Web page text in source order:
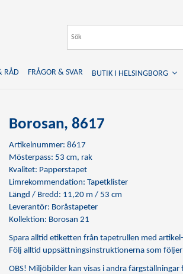
Borosan, 8617
Artikelnummer: 8617
Mösterpass: 53 cm, rak
Kvalitet: Papperstapet
Limrekommendation: Tapetklister
Längd / Bredd: 11,20 m / 53 cm
Leverantör: Boråstapeter
Kollektion: Borosan 21
Spara alltid etiketten från tapetrullen med
Följ alltid uppsättningsinstruktionerna som
OBS! Miljöbilder kan visas i andra
RÅD FRÅGOR & SVAR BUTIK I HELSINGBORG